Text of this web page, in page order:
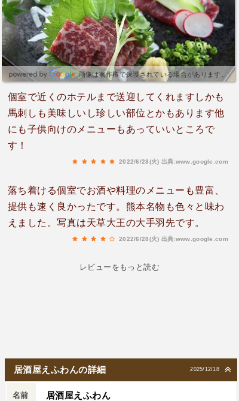
画像は著作権で保護されている場合があります。
個室で近くのホテルまで送迎してくれますしかも
馬刺しも美味しいし珍しい部位とかもあります他
にも子供向けのメニューもあっていいところで
す！
2022/6/28(火) 出典:www.google.com
落ち着ける個室でお酒や料理のメニューも豊富、
提供も速く良かったです。熊本名物も色々と味わ
えました。写真は天草大王の大手羽先です。
2022/6/28(火) 出典:www.google.com
レビューをもっと読む
2025/12/18
居酒屋えふわんの詳細
名前 居酒屋えふわん